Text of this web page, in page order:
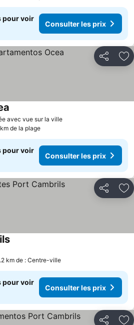
pour voir
Consulter les prix
Partager
avec vue sur la villeConsulter les prix
de la plage
pour voir
Consulter les prix
Partager
Consulter les prix
km de : Centre-ville
pour voir
Consulter les prix